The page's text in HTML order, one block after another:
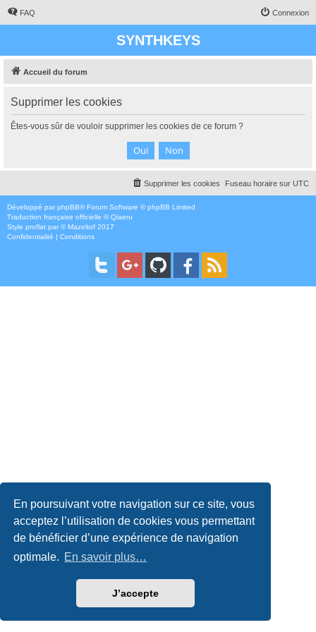
En poursuivant votre navigation sur ce site, vous
acceptez l’utilisation de cookies vous permettant
de bénéficier d’une expérience de navigation
optimale. En savoir plus…
J’accepte
FAQ Connexion
SYNTHKEYS
Accueil du forum
Supprimer les cookies
Êtes-vous sûr de vouloir supprimer les cookies de ce forum ?
Fuseau horaire sur UTC
Supprimer les cookies
Développé par phpBB® Forum Software © phpBB Limited
Traduction française officielle ©Qiaeru
Style proflat par ©Mazeltof 2017
Confidentialité | Conditions